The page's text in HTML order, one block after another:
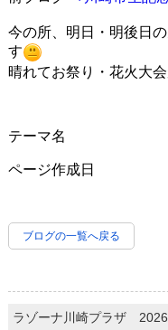
今の所、明日・明後日
す
晴れてお祭り・花火大
テーマ名
ページ作成日
ブログの一覧へ戻る
ラゾーナ川崎プラザ